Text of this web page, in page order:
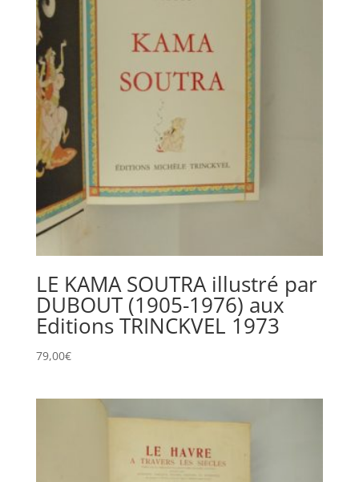
LE KAMA SOUTRA illustré par
DUBOUT (1905-1976) aux
Editions TRINCKVEL 1973
79,00€